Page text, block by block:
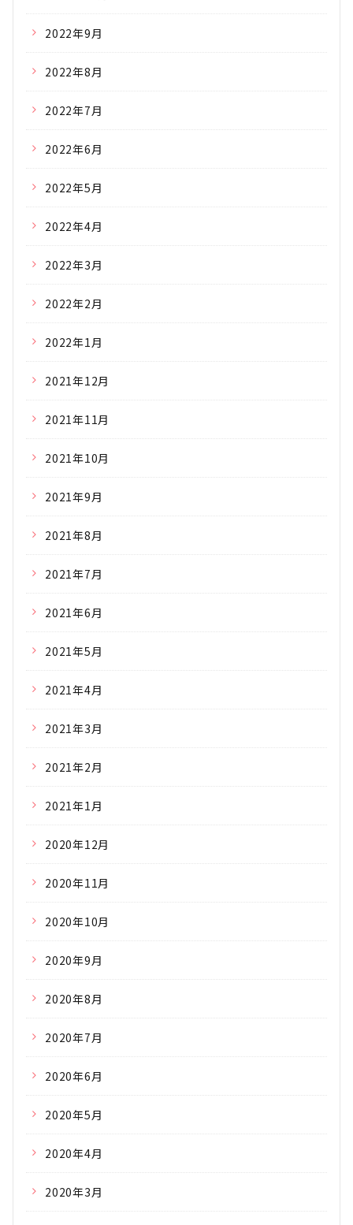
2022年9月
2022年8月
2022年7月
2022年6月
2022年5月
2022年4月
2022年3月
2022年2月
2022年1月
2021年12月
2021年11月
2021年10月
2021年9月
2021年8月
2021年7月
2021年6月
2021年5月
2021年4月
2021年3月
2021年2月
2021年1月
2020年12月
2020年11月
2020年10月
2020年9月
2020年8月
2020年7月
2020年6月
2020年5月
2020年4月
2020年3月